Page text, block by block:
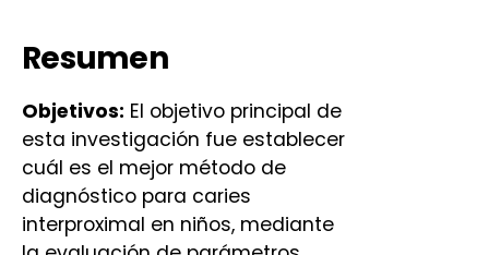
Resumen
Objetivos: El objetivo principal de
esta investigación fue establecer
cuál es el mejor método de
diagnóstico para caries
interproximal en niños, mediante